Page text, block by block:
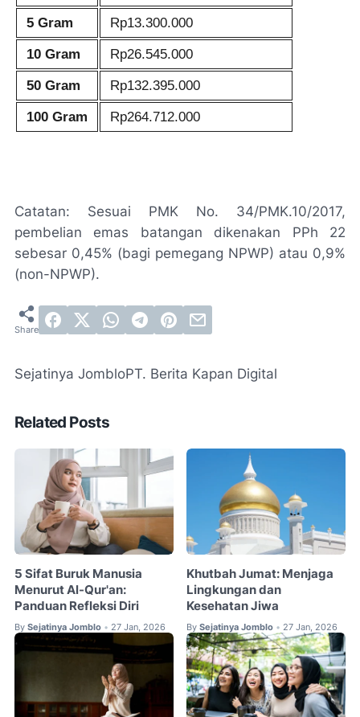
5 Gram Rp13.300.000
10 Gram Rp26.545.000
50 Gram Rp132.395.000
100 Gram Rp264.712.000
Catatan: Sesuai PMK No. 34/PMK.10/2017,
pembelian emas batangan dikenakan PPh 22
sebesar 0,45% (bagi pemegang NPWP) atau 0,9%
(non-NPWP).
Sejatinya JombloPT. Berita Kapan Digital
Related Posts
5 Sifat Buruk Manusia
Menurut Al-Qur'an:
Panduan Refleksi Diri
By Sejatinya Jomblo • 27 Jan, 2026
Khutbah Jumat: Menjaga
Lingkungan dan
Kesehatan Jiwa
By Sejatinya Jomblo • 27 Jan, 2026